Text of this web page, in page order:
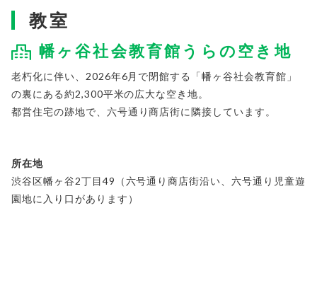
教室
幡ヶ谷社会教育館うらの空き地
老朽化に伴い、2026年6月で閉館する「幡ヶ谷社会教育館」
の裏にある約2,300平米の広大な空き地。
都営住宅の跡地で、六号通り商店街に隣接しています。
所在地
渋谷区幡ヶ谷2丁目49（六号通り商店街沿い、六号通り児童遊
園地に入り口があります）